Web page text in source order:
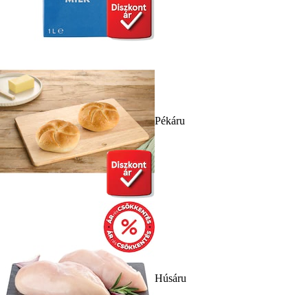
Pékáru
Húsáru